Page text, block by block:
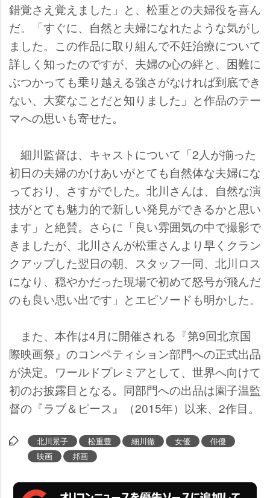
錯覚さえ覚えました」と、松重との夫婦役を喜ん
だ。「すぐに、自然と夫婦になれたような気がし
ました。この作品に取り組んで不妊治療について
詳しく知ったのですが、夫婦の心の絆と、困難に
ぶつかっても乗り越える強さがなければ到底でき
ない、大変なことだと知りました」と作品のテー
マへの思いも寄せた。
細川監督は、キャストについて「2人が揃った
初日の夫婦のかけあいがとても自然体な夫婦にな
っており、さすがでした。北川さんは、自然な演
技がとても魅力的で新しい発見ができるかと思い
ます」と絶賛。さらに「良い雰囲気の中で撮影で
きましたが、北川さんが松重さんより早くクラン
クアップした翌日の朝、スタッフ一同、北川ロス
になり、穏やかだった現場で初めて怒号が飛んだ
のも良い思い出です」とエピソードも明かした。
また、本作は4月に開催される『第9回北京国
際映画祭』のコンペティション部門への正式出品
が決定。ワールドプレミアとして、世界へ向けて
初のお披露目となる。同部門への出品は園子温監
督の『ラブ＆ピース』（2015年）以来、2作目。
北川景子 松重豊 細川徹 女優
俳優
映画
邦画